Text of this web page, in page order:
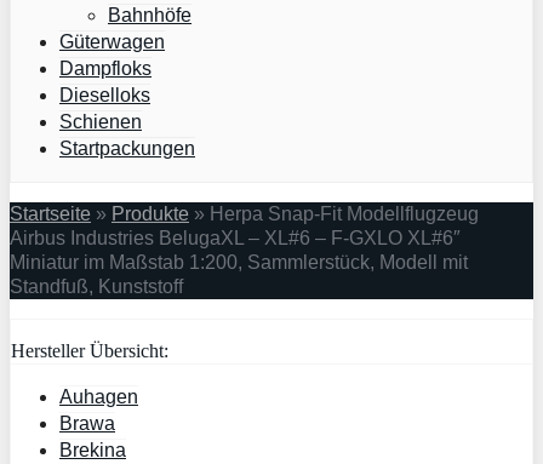
Bahnhöfe
Güterwagen
Dampfloks
Dieselloks
Schienen
Startpackungen
Startseite » Produkte » Herpa Snap-Fit Modellflugzeug
Airbus Industries BelugaXL – XL#6 – F-GXLO XL#6″
Miniatur im Maßstab 1:200, Sammlerstück, Modell mit
Standfuß, Kunststoff
Hersteller Übersicht:
Auhagen
Brawa
Brekina